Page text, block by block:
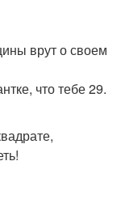
врут о своем
что тебе 29.